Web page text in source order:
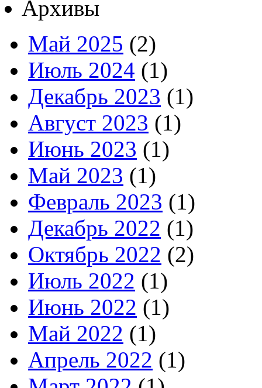
Архивы
Май 2025 (2)
Июль 2024 (1)
Декабрь 2023 (1)
Август 2023 (1)
Июнь 2023 (1)
Май 2023 (1)
Февраль 2023 (1)
Декабрь 2022 (1)
Октябрь 2022 (2)
Июль 2022 (1)
Июнь 2022 (1)
Май 2022 (1)
Апрель 2022 (1)